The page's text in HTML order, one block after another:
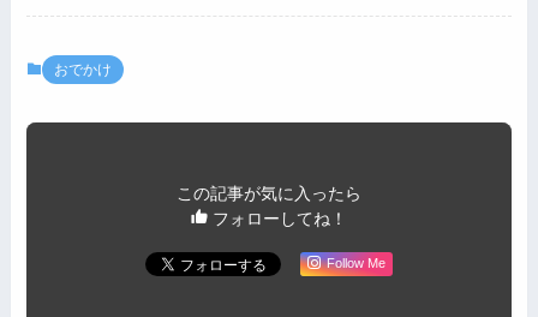
おでかけ
この記事が気に入ったら
フォローしてね！
Follow Me